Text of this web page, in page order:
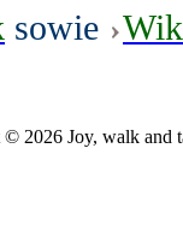
sowie
2026 Joy, walk and